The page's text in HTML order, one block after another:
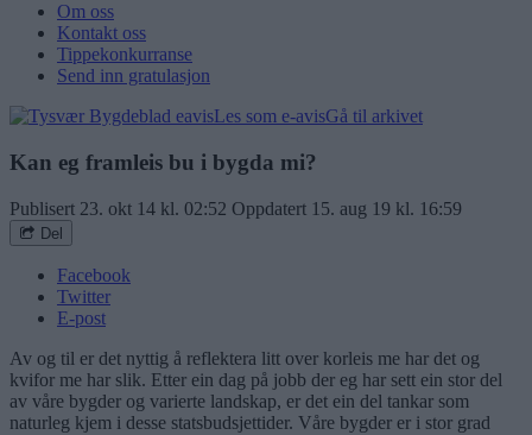
Om oss
Kontakt oss
Tippekonkurranse
Send inn gratulasjon
Les som e-avisGå til arkivet
Kan eg framleis bu i bygda mi?
Publisert 23. okt 14 kl. 02:52 Oppdatert 15. aug 19 kl. 16:59
Del
Facebook
Twitter
E-post
Av og til er det nyttig å reflektera litt over korleis me har det og
kvifor me har slik. Etter ein dag på jobb der eg har sett ein stor del
av våre bygder og varierte landskap, er det ein del tankar som
naturleg kjem i desse statsbudsjettider. Våre bygder er i stor grad